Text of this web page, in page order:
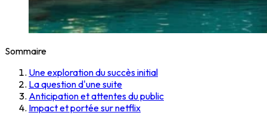
Sommaire
Une exploration du succès initial
La question d'une suite
Anticipation et attentes du public
Impact et portée sur netflix